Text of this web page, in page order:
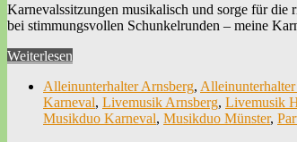
Karnevalssitzungen musikalisch und sorge für die
bei stimmungsvollen Schunkelrunden – meine
Weiterlesen
Alleinunterhalter Arnsberg,
Karneval, Livemusik Arnsberg, Livemusik
Musikduo Karneval, Musikduo Münster,